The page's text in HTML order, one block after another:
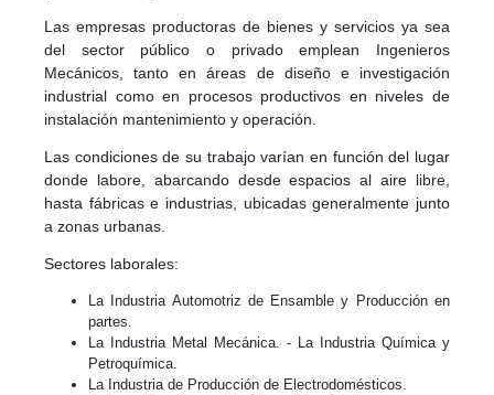
Las empresas productoras de bienes y servicios ya sea
del sector público o privado emplean Ingenieros
Mecánicos, tanto en áreas de diseño e investigación
industrial como en procesos productivos en niveles de
instalación mantenimiento y operación.
Las condiciones de su trabajo varían en función del lugar
donde labore, abarcando desde espacios al aire libre,
hasta fábricas e industrias, ubicadas generalmente junto
a zonas urbanas.
Sectores laborales:
La Industria Automotriz de Ensamble y Producción en
partes.
La Industria Metal Mecánica. - La Industria Química y
Petroquímica.
La Industria de Producción de Electrodomésticos.